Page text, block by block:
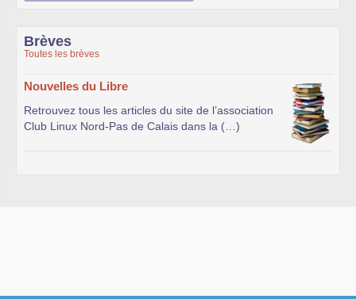
Brèves
Nouvelles du Libre
Retrouvez tous les articles du site de l’association